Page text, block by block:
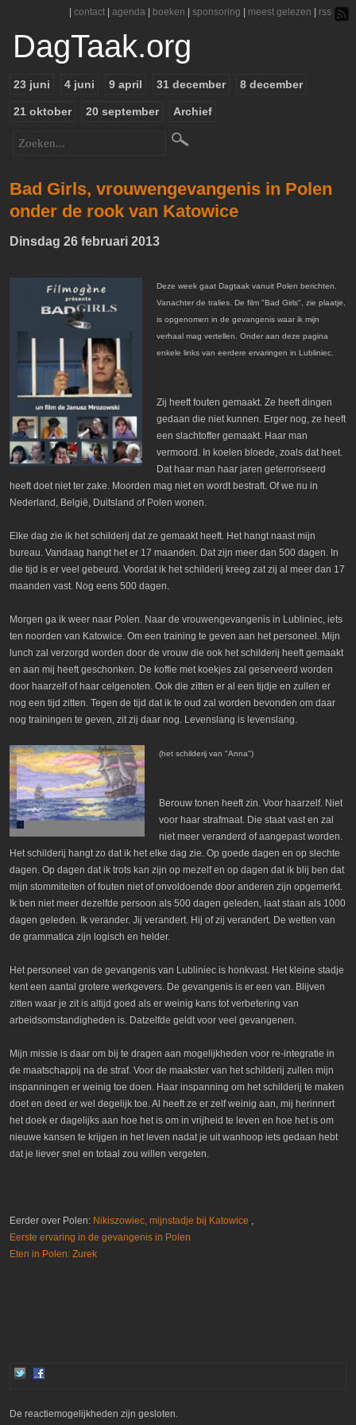
contact agenda boeken sponsoring meest gelezen rss
DagTaak.org
23 juni 4 juni 9 april 31 december 8 december
21 oktober 20 september Archief
Bad Girls, vrouwengevangenis in Polen
onder de rook van Katowice
Dinsdag 26 februari 2013
Deze week gaat Dagtaak vanuit Polen berichten.
Vanachter de tralies. De film "Bad Girls", zie plaatje,
is opgenomen in de gevangenis waar ik mijn
verhaal mag vertellen. Onder aan deze pagina
enkele links van eerdere ervaringen in Lubliniec.
Zij heeft fouten gemaakt. Ze heeft dingen
gedaan die niet kunnen. Erger nog, ze heeft
een slachtoffer gemaakt. Haar man
vermoord. In koelen bloede, zoals dat heet.
Dat haar man haar jaren geterroriseerd
heeft doet niet ter zake. Moorden mag niet en wordt bestraft. Of we nu in
Nederland, België, Duitsland of Polen wonen.
Elke dag zie ik het schilderij dat ze gemaakt heeft. Het hangt naast mijn
bureau. Vandaag hangt het er 17 maanden. Dat zijn meer dan 500 dagen. In
die tijd is er veel gebeurd. Voordat ik het schilderij kreeg zat zij al meer dan 17
maanden vast. Nog eens 500 dagen.
Morgen ga ik weer naar Polen. Naar de vrouwengevangenis in Lubliniec, iets
ten noorden van Katowice. Om een training te geven aan het personeel. Mijn
lunch zal verzorgd worden door de vrouw die ook het schilderij heeft gemaakt
en aan mij heeft geschonken. De koffie met koekjes zal geserveerd worden
door haarzelf of haar celgenoten. Ook die zitten er al een tijdje en zullen er
nog een tijd zitten. Tegen de tijd dat ik te oud zal worden bevonden om daar
nog trainingen te geven, zit zij daar nog. Levenslang is levenslang.
(het schilderij van "Anna")
Berouw tonen heeft zin. Voor haarzelf. Niet
voor haar strafmaat. Die staat vast en zal
niet meer veranderd of aangepast worden.
Het schilderij hangt zo dat ik het elke dag zie. Op goede dagen en op slechte
dagen. Op dagen dat ik trots kan zijn op mezelf en op dagen dat ik blij ben dat
mijn stommiteiten of fouten niet of onvoldoende door anderen zijn opgemerkt.
Ik ben niet meer dezelfde persoon als 500 dagen geleden, laat staan als 1000
dagen geleden. Ik verander. Jij verandert. Hij of zij verandert. De wetten van
de grammatica zijn logisch en helder.
Het personeel van de gevangenis van Lubliniec is honkvast. Het kleine stadje
kent een aantal grotere werkgevers. De gevangenis is er een van. Blijven
zitten waar je zit is altijd goed als er weinig kans tot verbetering van
arbeidsomstandigheden is. Datzelfde geldt voor veel gevangenen.
Mijn missie is daar om bij te dragen aan mogelijkheden voor re-integratie in
de maatschappij na de straf. Voor de maakster van het schilderij zullen mijn
inspanningen er weinig toe doen. Haar inspanning om het schilderij te maken
doet en deed er wel degelijk toe. Al heeft ze er zelf weinig aan, mij herinnert
het doek er dagelijks aan hoe het is om in vrijheid te leven en hoe het is om
nieuwe kansen te krijgen in het leven nadat je uit wanhoop iets gedaan hebt
dat je liever snel en totaal zou willen vergeten.
Eerder over Polen: Nikiszowiec, mijnstadje bij Katowice
Eerste ervaring in de gevangenis in Polen
Eten in Polen: Zurek
De reactiemogelijkheden zijn gesloten.